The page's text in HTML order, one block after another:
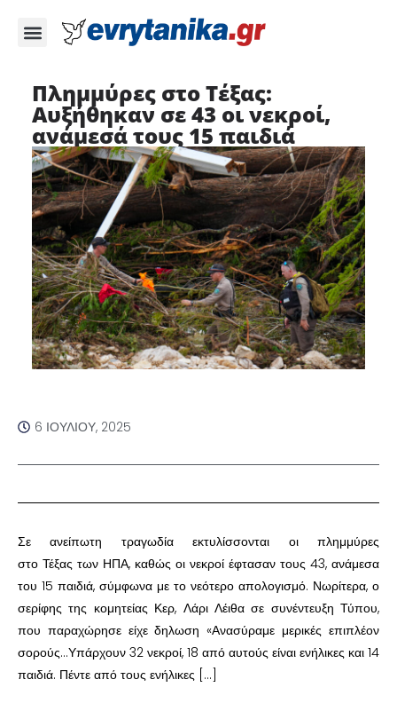
Πλημμύρες στο Τέξας:
Αυξήθηκαν σε 43 οι νεκροί,
ανάμεσά τους 15 παιδιά
6 ΙΟΥΛΊΟΥ, 2025
Σε ανείπωτη τραγωδία εκτυλίσσονται οι πλημμύρες
στο Τέξας των ΗΠΑ, καθώς οι νεκροί έφτασαν τους 43, ανάμεσα
του 15 παιδιά, σύμφωνα με το νεότερο απολογισμό. Νωρίτερα, ο
σερίφης της κομητείας Κερ, Λάρι Λέιθα σε συνέντευξη Τύπου,
που παραχώρησε είχε δηλωση «Ανασύραμε μερικές επιπλέον
σορούς…Υπάρχουν 32 νεκροί, 18 από αυτούς είναι ενήλικες και 14
παιδιά. Πέντε από τους ενήλικες […]